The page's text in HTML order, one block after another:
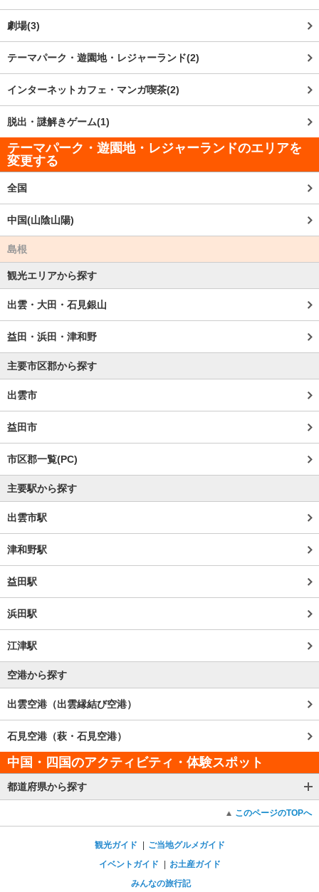
劇場(3)
テーマパーク・遊園地・レジャーランド(2)
インターネットカフェ・マンガ喫茶(2)
脱出・謎解きゲーム(1)
テーマパーク・遊園地・レジャーランドのエリアを
変更する
全国
中国(山陰山陽)
島根
観光エリアから探す
出雲・大田・石見銀山
益田・浜田・津和野
主要市区郡から探す
出雲市
益田市
市区郡一覧(PC)
主要駅から探す
出雲市駅
津和野駅
益田駅
浜田駅
江津駅
空港から探す
出雲空港（出雲縁結び空港）
石見空港（萩・石見空港）
中国・四国のアクティビティ・体験スポット
都道府県から探す
このページのTOPへ
観光ガイド
ご当地グルメガイド
イベントガイド
お土産ガイド
みんなの旅行記